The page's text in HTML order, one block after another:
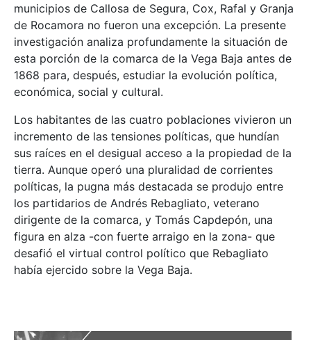
municipios de Callosa de Segura, Cox, Rafal y Granja
de Rocamora no fueron una excepción. La presente
investigación analiza profundamente la situación de
esta porción de la comarca de la Vega Baja antes de
1868 para, después, estudiar la evolución política,
económica, social y cultural.
Los habitantes de las cuatro poblaciones vivieron un
incremento de las tensiones políticas, que hundían
sus raíces en el desigual acceso a la propiedad de la
tierra. Aunque operó una pluralidad de corrientes
políticas, la pugna más destacada se produjo entre
los partidarios de Andrés Rebagliato, veterano
dirigente de la comarca, y Tomás Capdepón, una
figura en alza -con fuerte arraigo en la zona- que
desafió el virtual control político que Rebagliato
había ejercido sobre la Vega Baja.